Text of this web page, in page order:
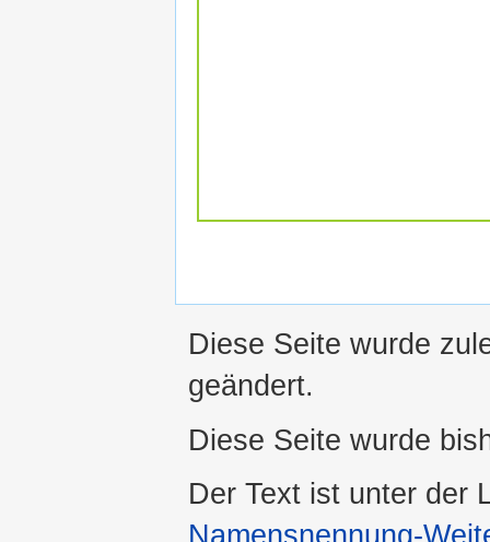
Diese Seite wurde
geändert.
Diese Seite wurde
Der Text ist unter der
Namensnennung-